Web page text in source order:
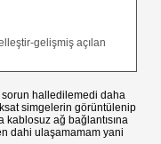
gelişmiş açılan
halledilemedi daha
simgelerin görüntülenip
kablosuz ağ bağlantısına
dahi ulaşamamam yani